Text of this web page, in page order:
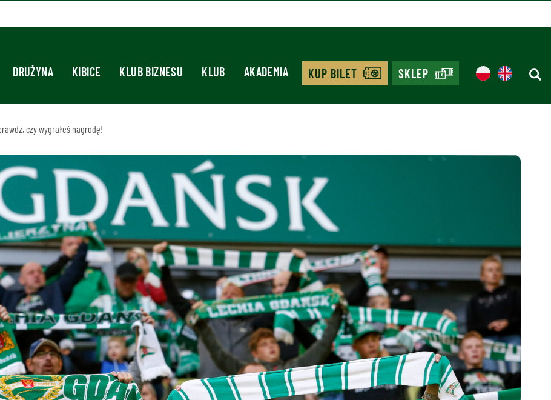
DRUŻYNA KIBICE KLUB BIZNESU KLUB AKADEMIA KUP BILET SKLEP
czy wygrałeś nagrodę!